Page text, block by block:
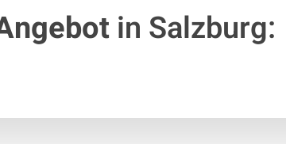
in Salzburg: